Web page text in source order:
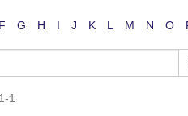
F G H I J K L M N O
1